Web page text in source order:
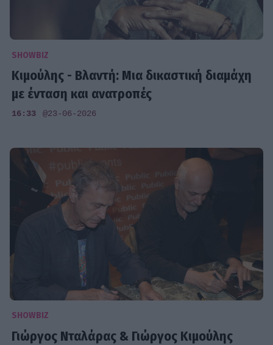
SHOWBIZ
Κιμούλης - Βλαντή: Μια δικαστική διαμάχη
με ένταση και ανατροπές
16:33 @23-06-2026
SHOWBIZ
Γιώργος Νταλάρας & Γιώργος Κιμούλης